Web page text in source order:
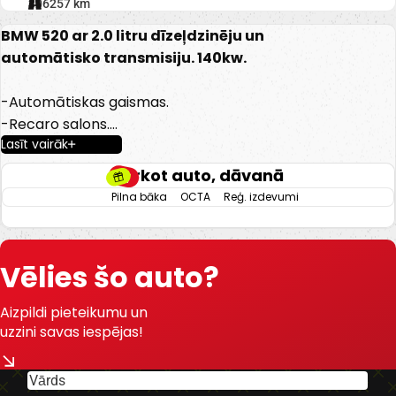
306257 km
Pērkot auto, dāvanā
Reģ. izdevumi
OCTA
Pilna bāka
BMW 520 ar 2.0 litru dīzeļdzinēju un
automātisko transmisiju. 140kw.
-Automātiskas gaismas.
-Recaro salons.
-Sart/stop.
-2 Atslēgas.
-Sport/comfort režīmi.
-Auto hold.
-Parking sensori.
-Kruīza kontrole.
navigāciju.
-Gaisa kondicionieris.
-Klimatkontrole.
-Vieglmetāla diski ar labām riepām.
Lasīt vairāk
Vēlies šo auto?
Aizpildi pieteikumu un
uzzini savas iespējas!